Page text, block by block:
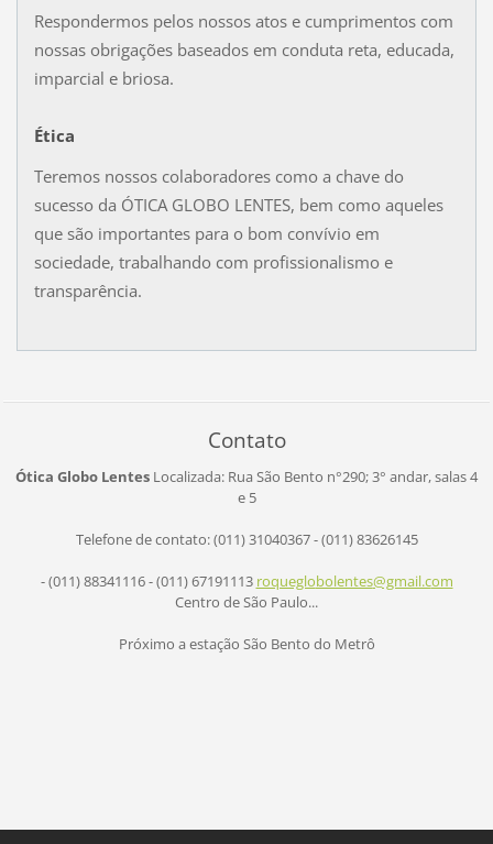
Respondermos pelos nossos atos e cumprimentos com
nossas obrigações baseados em conduta reta, educada,
imparcial e briosa.
Ética
Teremos nossos colaboradores como a chave do
sucesso da ÓTICA GLOBO LENTES, bem como aqueles
que são importantes para o bom convívio em
sociedade, trabalhando com profissionalismo e
transparência.
Contato
Ótica Globo Lentes Localizada: Rua São Bento n°290;3° andar, salas 4
e 5
Telefone de contato: (011) 31040367 - (011) 83626145
- (011) 88341116 - (011) 67191113 roqueglobolentes@gmail.com
Centro de São Paulo...
Próximo a estação São Bento do Metrô